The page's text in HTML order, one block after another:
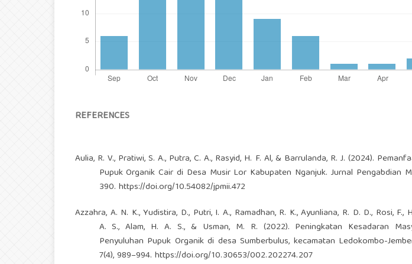
REFERENCES
Aulia, R. V., Pratiwi, S. A., Putra, C. A., Rasyid, H. F. Al, & Barrulanda, R. J. (2024).
Pupuk Organik Cair di Desa Musir Lor Kabupaten Nganjuk. Jurnal Pengabdian
390. https://doi.org/10.54082/jpmii.472
Azzahra, A. N. K., Yudistira, D., Putri, I. A., Ramadhan, R. K., Ayunliana, R. D. D., Rosi, F.,
A. S., Alam, H. A. S., & Usman, M. R. (2022). Peningkatan Kesadaran
Penyuluhan Pupuk Organik di desa Sumberbulus, kecamatan Ledokombo-
7(4), 989–994. https://doi.org/10.30653/002.202274.207